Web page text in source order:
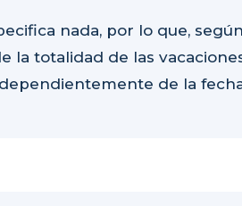
nada, por lo que,
la totalidad de las
de la